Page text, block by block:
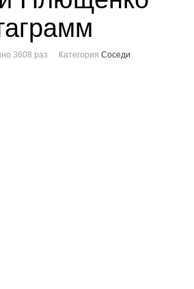
3608 раз Категория Соседи